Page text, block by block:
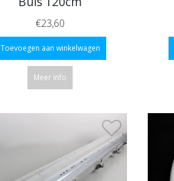
€23,60
Toevoegen aan winkelwagen
Meer info